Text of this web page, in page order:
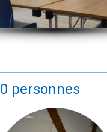
personnes